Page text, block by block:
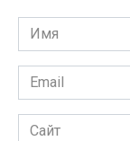
Имя
*
Email
*
Сайт